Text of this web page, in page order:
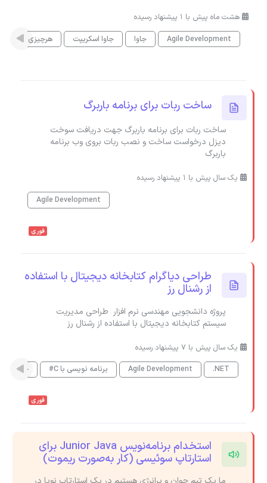
هشت ماه پیش با 1 پیشنهاد رسیده
Agile Development
جاوا جاوا اسکریپت هرچیزی
ساخت ربات برای برنامه باربرگ
ساخت ربات برای برنامه باربرگ جهت دریافت سوخت
دیزل درخواست ساخت و نصب ربات بروی وب برنامه
باربرگ
یک سال پیش با 1 پیشنهاد رسیده
Agile Development
فوری
طراحی دیاگرام کتابخانه دیجیتال با استفاده
از رشنال رز
پروژه دانشجویی مهندسی نرم افزار طراحی مدیریت
سیستم کتابخانه دیجیتال با استفاده از رشنال رز
یک سال پیش با 7 پیشنهاد رسیده
.NET
Agile Development برنامه نویسی با C# جاوا
فوری
استخدام برنامه‌نویس Junior Java برای
استارتاپ سوئیسی (کار به‌صورت ریموت)